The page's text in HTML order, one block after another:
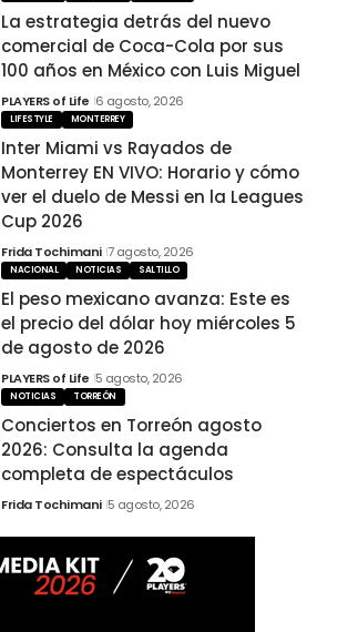
La estrategia detrás del nuevo
comercial de Coca-Cola por sus
100 años en México con Luis Miguel
PLAYERS of Life 6 agosto, 2026
LIFESTYLE MONTERREY
Inter Miami vs Rayados de
Monterrey EN VIVO: Horario y cómo
ver el duelo de Messi en la Leagues
Cup 2026
Frida Tochimani 7 agosto, 2026
NACIONAL NOTICIAS SALTILLO
El peso mexicano avanza: Este es
el precio del dólar hoy miércoles 5
de agosto de 2026
PLAYERS of Life 5 agosto, 2026
NOTICIAS TORREÓN
Conciertos en Torreón agosto
2026: Consulta la agenda
completa de espectáculos
Frida Tochimani 5 agosto, 2026